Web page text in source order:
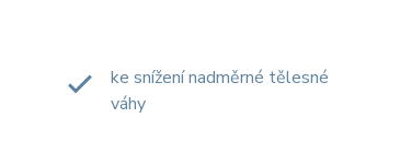
ke snížení nadměrné tělesné
váhy